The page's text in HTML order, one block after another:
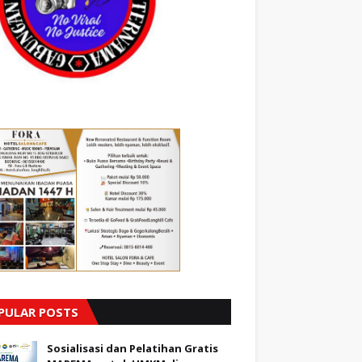
POSTS
Sosialisasi dan Pelatihan Gratis